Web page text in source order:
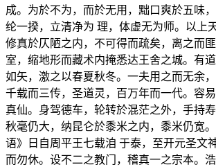
成。为於不为，而於无用，黜口爽於五味
纶一揆，立清净为 理，体虚无为师。以上
修真於仄陋之内，不可得而疏矣，离之而
室，缩地形而藏术内掩悉达王舍之城。有
如矢，激之以春夏秋冬。一夫用之而无余
千载而三传，圣道灵，百万年而一代。容
真仙。身驾德车，轮转於混茫之外，手持
秋毫仍大，纳昆仑於黍米之内，黍米仍宽
语》日自周平王七载洎 于泰，至开元圣文
而勿休。设不二之教门，稽真一之宗本。